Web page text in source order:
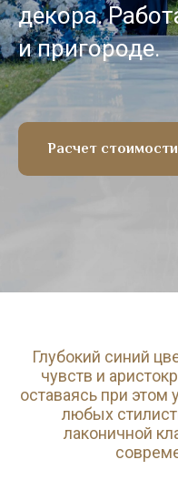
декора.
и пригороде.
Расчет стоимости
Глубокий синий
чувств и
оставаясь при этом
любых
лаконичной